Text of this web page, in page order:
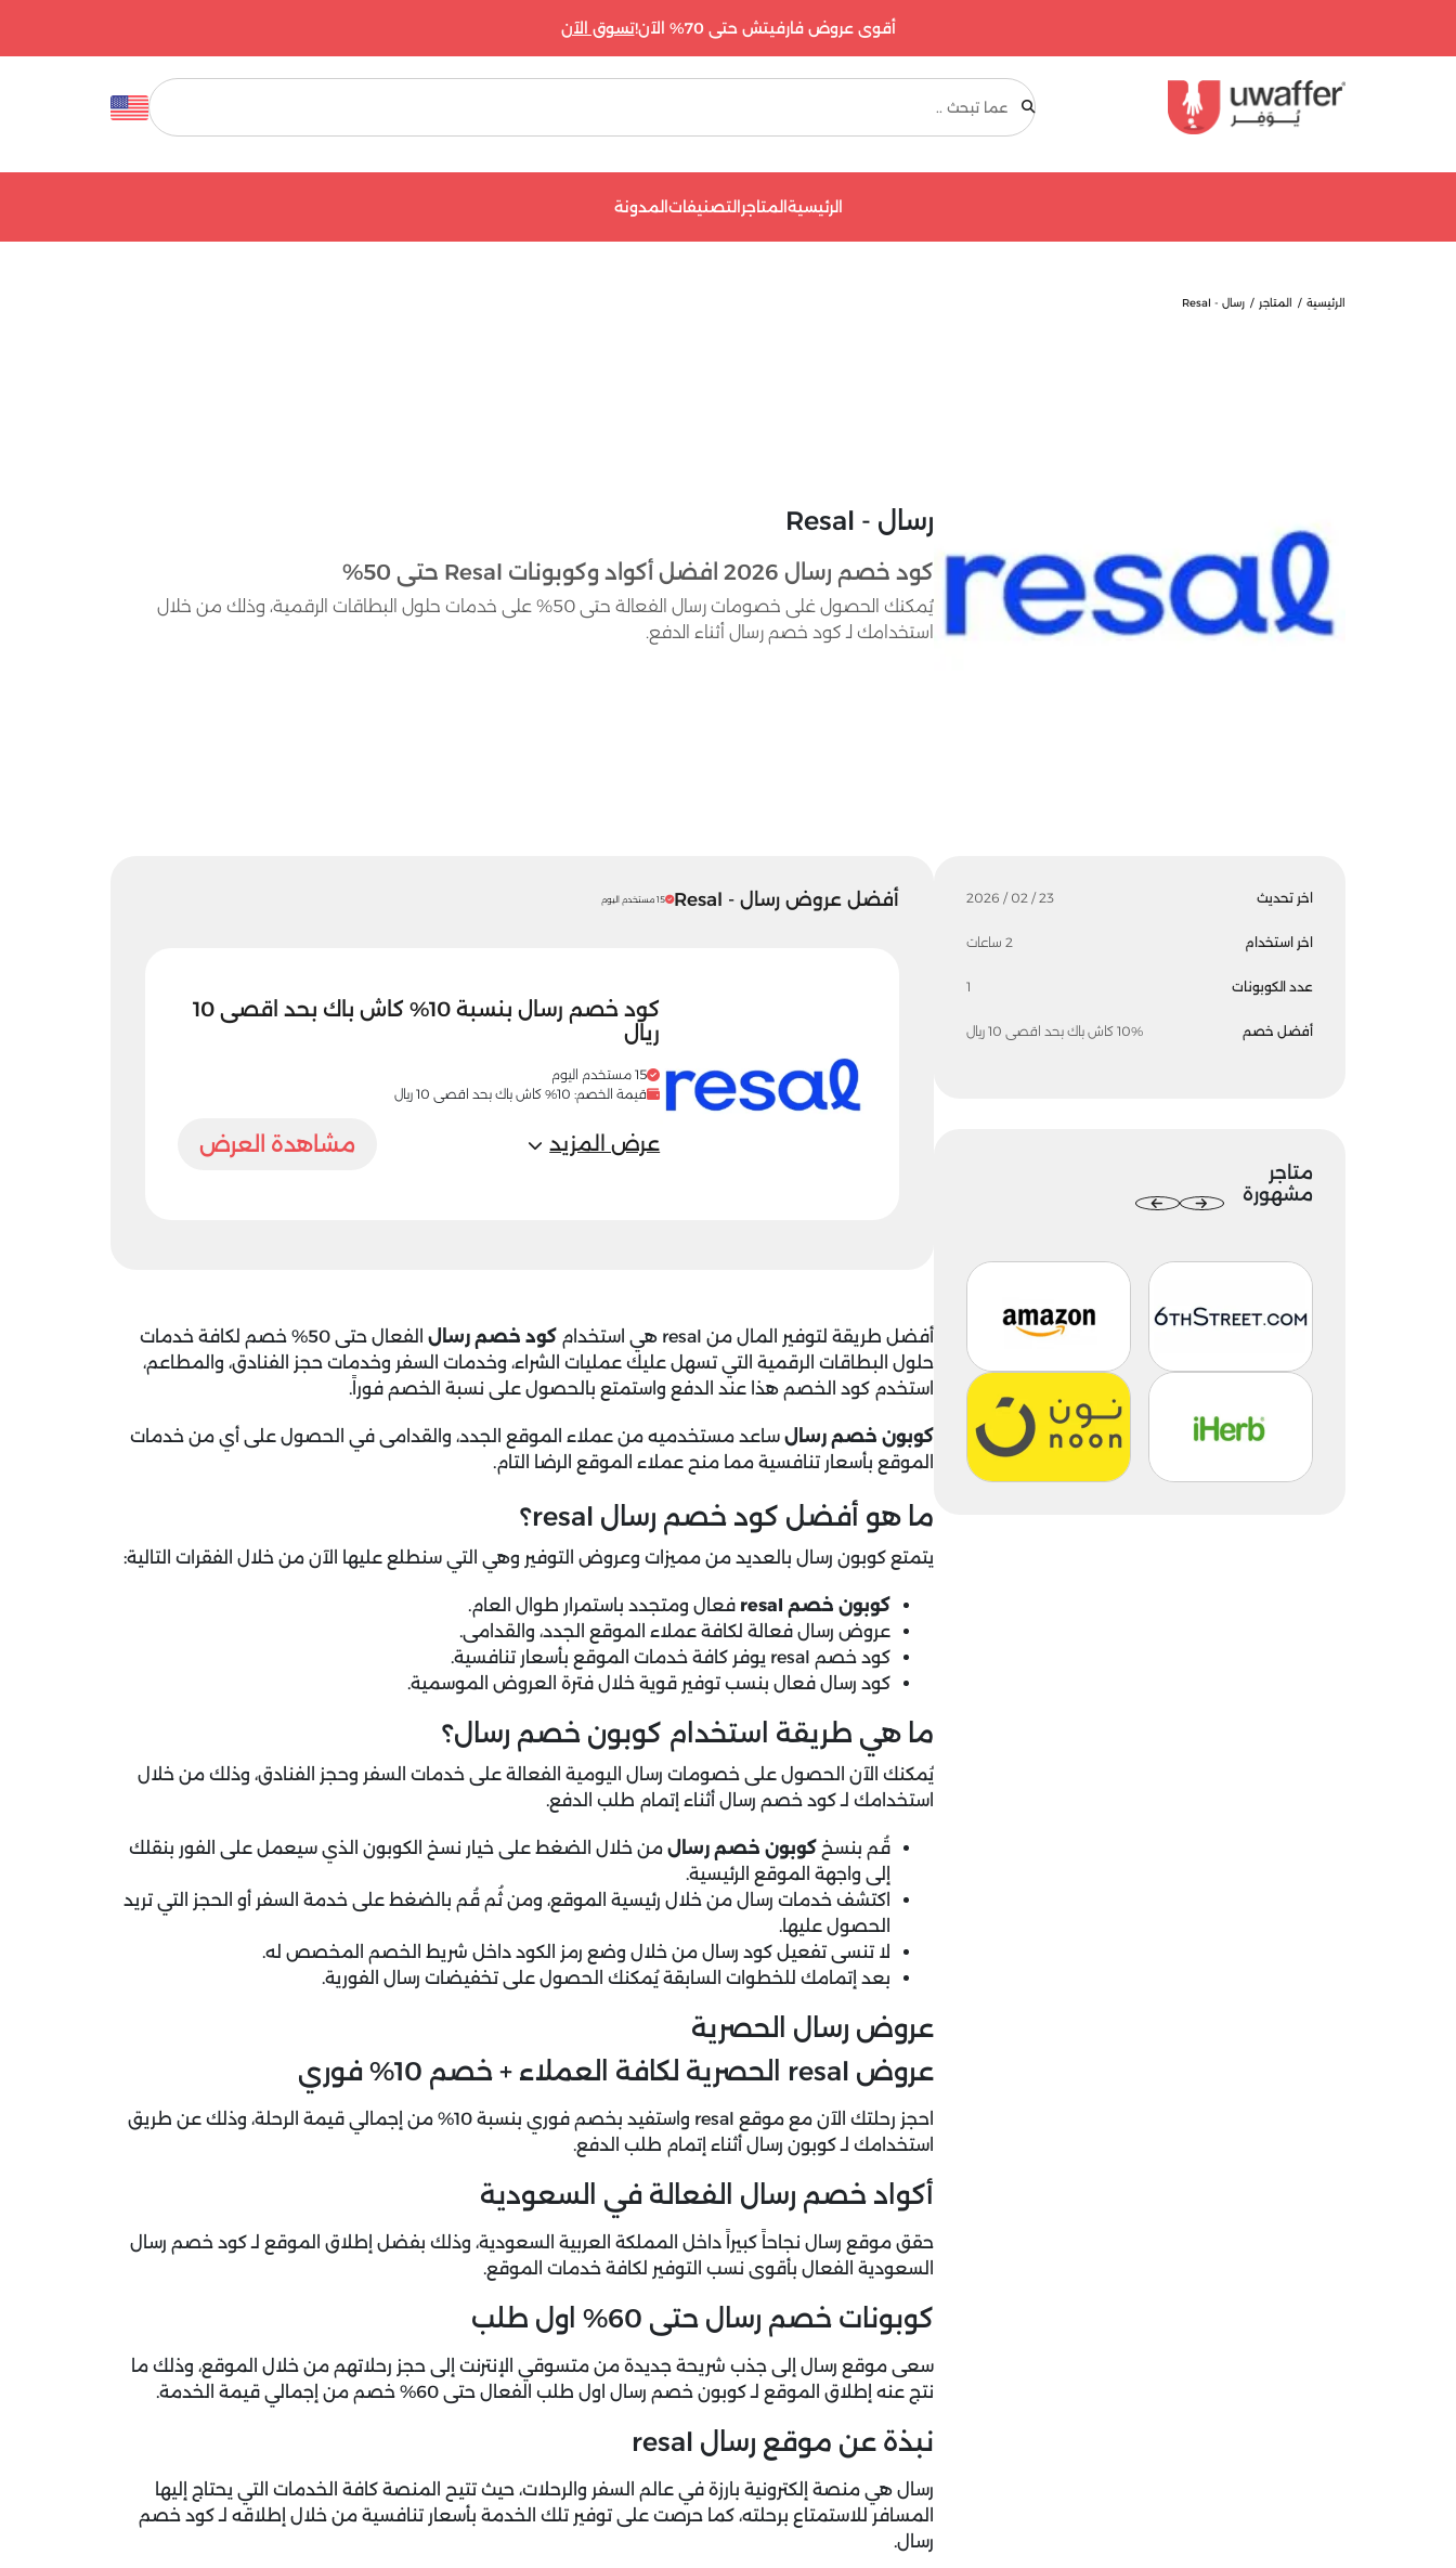
أقوى عروض فارفيتش حتى 70% الآن! تسوق الآن
بحث
الرئيسيةالمتاجرالتصنيفاتالمدونة
الرئيسية المتاجر رسال - Resal
رسال - Resal
كود خصم رسال 2026 افضل أكواد وكوبونات Resal حتى 50%
يُمكنك الحصول غلى خصومات رسال الفعالة حتى 50% على خدمات حلول البطاقات الرقمية، وذلك من خلال
استخدامك لـ كود خصم رسال أثناء الدفع.
اخر تحديث 23 / 02 / 2026
اخر استخدام 2 ساعات
عدد الكوبونات 1
أفضل خصم 10% كاش باك بحد اقصى 10 ريال
متاجر
مشهورة
أفضل عروض رسال - Resal 15 مستخدم اليوم
كود خصم رسال بنسبة 10% كاش باك بحد اقصى 10
ريال
15 مستخدم اليوم
قيمة الخصم: 10% كاش باك بحد اقصى 10 ريال
عرض المزيد مشاهدة العرض
أفضل طريقة لتوفير المال من resal هي استخدام كود خصم رسال
الفعال حتى 50% خصم لكافة خدمات
حلول البطاقات الرقمية التي تسهل عليك عمليات الشراء، وخدمات السفر وخدمات حجز الفنادق، والمطاعم،
استخدم كود الخصم هذا عند الدفع واستمتع بالحصول على نسبة الخصم فوراً.
كوبون خصم رسال ساعد مستخدميه من عملاء الموقع الجدد، والقدامى في الحصول على أي من خدمات
الموقع بأسعار تنافسية مما منح عملاء الموقع الرضا التام.
ما هو أفضل كود خصم رسال resal؟
يتمتع كوبون رسال بالعديد من مميزات وعروض التوفير وهي التي سنطلع عليها الآن من خلال الفقرات التالية:
كوبون خصم resal
فعال ومتجدد باستمرار طوال العام.
عروض رسال فعالة لكافة عملاء الموقع الجدد، والقدامى.
كود خصم resal يوفر كافة خدمات الموقع بأسعار تنافسية.
كود رسال فعال بنسب توفير قوية خلال فترة العروض الموسمية.
ما هي طريقة استخدام كوبون خصم رسال؟
يُمكنك الآن الحصول على خصومات رسال اليومية الفعالة على خدمات السفر وحجز الفنادق، وذلك من خلال
استخدامك لـ كود خصم رسال أثناء إتمام طلب الدفع.
قُم بنسخ كوبون خصم رسال من خلال الضغط على خيار نسخ الكوبون الذي سيعمل على الفور بنقلك
إلى واجهة الموقع الرئيسية.
اكتشف خدمات رسال من خلال رئيسية الموقع، ومن ثُم قُم بالضغط على خدمة السفر أو الحجز التي تريد
الحصول عليها.
لا تنسى تفعيل كود رسال من خلال وضع رمز الكود داخل شريط الخصم المخصص له.
بعد إتمامك للخطوات السابقة يُمكنك الحصول على تخفيضات رسال الفورية.
عروض رسال الحصرية
عروض resal الحصرية لكافة العملاء + خصم 10% فوري
احجز رحلتك الآن مع موقع resal واستفيد بخصم فوري بنسبة 10% من إجمالي قيمة الرحلة، وذلك عن طريق
استخدامك لـ كوبون رسال أثناء إتمام طلب الدفع.
أكواد خصم رسال الفعالة في السعودية
حقق موقع رسال نجاحاً كبيراً داخل المملكة العربية السعودية، وذلك بفضل إطلاق الموقع لـ كود خصم رسال
السعودية الفعال بأقوى نسب التوفير لكافة خدمات الموقع.
كوبونات خصم رسال حتى 60% اول طلب
سعى موقع رسال إلى جذب شريحة جديدة من متسوقي الإنترنت إلى حجز رحلاتهم من خلال الموقع، وذلك ما
نتج عنه إطلاق الموقع لـ كوبون خصم رسال اول طلب الفعال حتى 60% خصم من إجمالي قيمة الخدمة.
نبذة عن موقع رسال resal
رسال هي منصة إلكترونية بارزة في عالم السفر والرحلات، حيث تتيح المنصة كافة الخدمات التي يحتاج إليها
المسافر للاستمتاع برحلته، كما حرصت على توفير تلك الخدمة بأسعار تنافسية من خلال إطلاقه لـ كود خصم
رسال.